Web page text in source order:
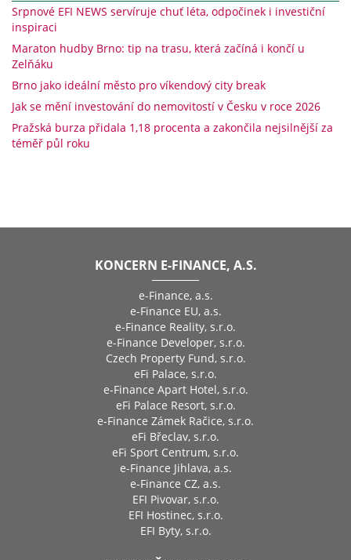
Srpnové EFI NEWS servíruje chuť léta, odpočinek i investiční
inspiraci
Maraton hudby Brno: tip na trasu, která začíná i končí u
Zelňáku
Brno jako ideální město pro víkendový city break
Jak se mění investování do nemovitostí v Česku v roce 2026
Pražská burza přidala 1,18 procenta a zakončila nejsilnější za
téměř půl roku
KONCERN E-FINANCE, A.S.
e-Finance, a.s.
e-Finance EU, a.s.
e-Finance Reality, s.r.o.
e-Finance Developer, s.r.o.
Czech Property Fund, s.r.o.
eFi Palace, s.r.o.
e-Finance Apart Hotel, s.r.o.
eFi Palace Resort, s.r.o.
e-Finance Zámek Račice, s.r.o.
eFi Břeclav, s.r.o.
eFi Sport Centrum, s.r.o.
e-Finance Jihlava, a.s.
e-Finance CZ, a.s.
EFI Pivovar, s.r.o.
EFI Hostinec, s.r.o.
EFI Byty, s.r.o.